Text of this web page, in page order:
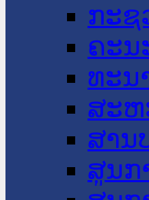
ກະຊ
ຄະນ
ທະນ
ສະຫ
ສານ
ສູນກ